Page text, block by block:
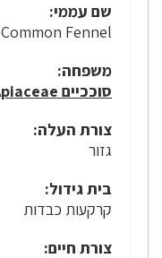
שם עממי:
Common Fennel
משפחה:
סוככיים Apiaceae
צורת העלה:
גזור
בית גידול:
קרקעות כבדות
צורת חיים: